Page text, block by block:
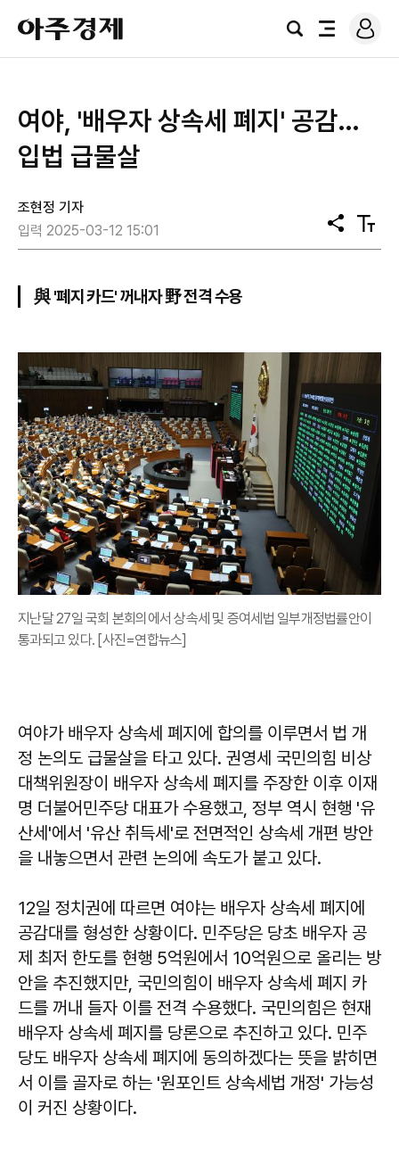
아
주
경
검
전
로
그
여야, '배우자 상속세 폐지' 공감…
입법 급물살
조현정 기자
입력 2025-03-12 15:01
공
유
텍
스
與 '폐지 카드' 꺼내자 野 전격 수용
지난달 27일 국회 본회의에서 상속세 및 증여세법 일부개정법률안이
통과되고 있다. [사진=연합뉴스]
여야가 배우자 상속세 폐지에 합의를 이루면서 법 개
정 논의도 급물살을 타고 있다. 권영세 국민의힘 비상
대책위원장이 배우자 상속세 폐지를 주장한 이후 이재
명 더불어민주당 대표가 수용했고, 정부 역시 현행 '유
산세'에서 '유산 취득세'로 전면적인 상속세 개편 방안
을 내놓으면서 관련 논의에 속도가 붙고 있다.
12일 정치권에 따르면 여야는 배우자 상속세 폐지에
공감대를 형성한 상황이다. 민주당은 당초 배우자 공
제 최저 한도를 현행 5억원에서 10억원으로 올리는 방
안을 추진했지만, 국민의힘이 배우자 상속세 폐지 카
드를 꺼내 들자 이를 전격 수용했다. 국민의힘은 현재
배우자 상속세 폐지를 당론으로 추진하고 있다. 민주
당도 배우자 상속세 폐지에 동의하겠다는 뜻을 밝히면
서 이를 골자로 하는 '원포인트 상속세법 개정' 가능성
이 커진 상황이다.